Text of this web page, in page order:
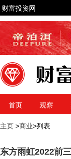
财富投资网
首页 观察
主页 >商业>列表
东方雨虹2022前